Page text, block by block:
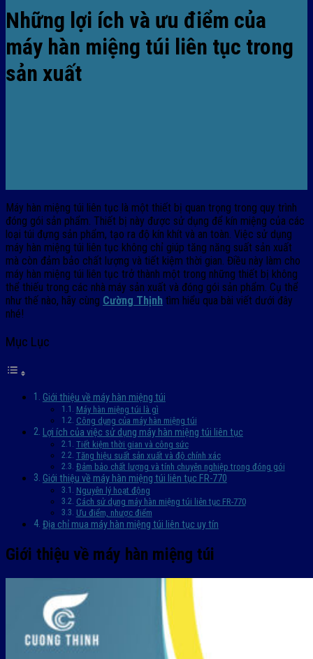
Những lợi ích và ưu điểm của
máy hàn miệng túi liên tục trong
sản xuất
Máy hàn miệng túi liên tục là một thiết bị quan trọng trong quy trình
đóng gói sản phẩm. Thiết bị này được sử dụng để kín miệng của các
loại túi đựng sản phẩm, tạo ra độ kín khít và an toàn. Việc sử dụng
máy hàn miệng túi liên tục không chỉ giúp tăng năng suất sản xuất
mà còn đảm bảo chất lượng và tiết kiệm thời gian. Điều này làm cho
máy hàn miệng túi liên tục trở thành một trong những thiết bị không
thể thiếu trong các nhà máy sản xuất và đóng gói sản phẩm. Cụ thể
như thế nào, hãy cùng Cường Thịnh tìm hiểu qua bài viết dưới đây
nhé!
Mục Lục
Giới thiệu về máy hàn miệng túi
Máy hàn miệng túi là gì
Công dụng của máy hàn miệng túi
Lợi ích của việc sử dụng máy hàn miệng túi liên tục
Tiết kiệm thời gian và công sức
Tăng hiệu suất sản xuất và độ chính xác
Đảm bảo chất lượng và tính chuyên nghiệp trong đóng gói
Giới thiệu về máy hàn miệng túi liên tục FR-770
Nguyên lý hoạt động
Cách sử dụng máy hàn miệng túi liên tục FR-770
Ưu điểm, nhược điểm
Địa chỉ mua máy hàn miệng túi liên tục uy tín
Giới thiệu về máy hàn miệng túi